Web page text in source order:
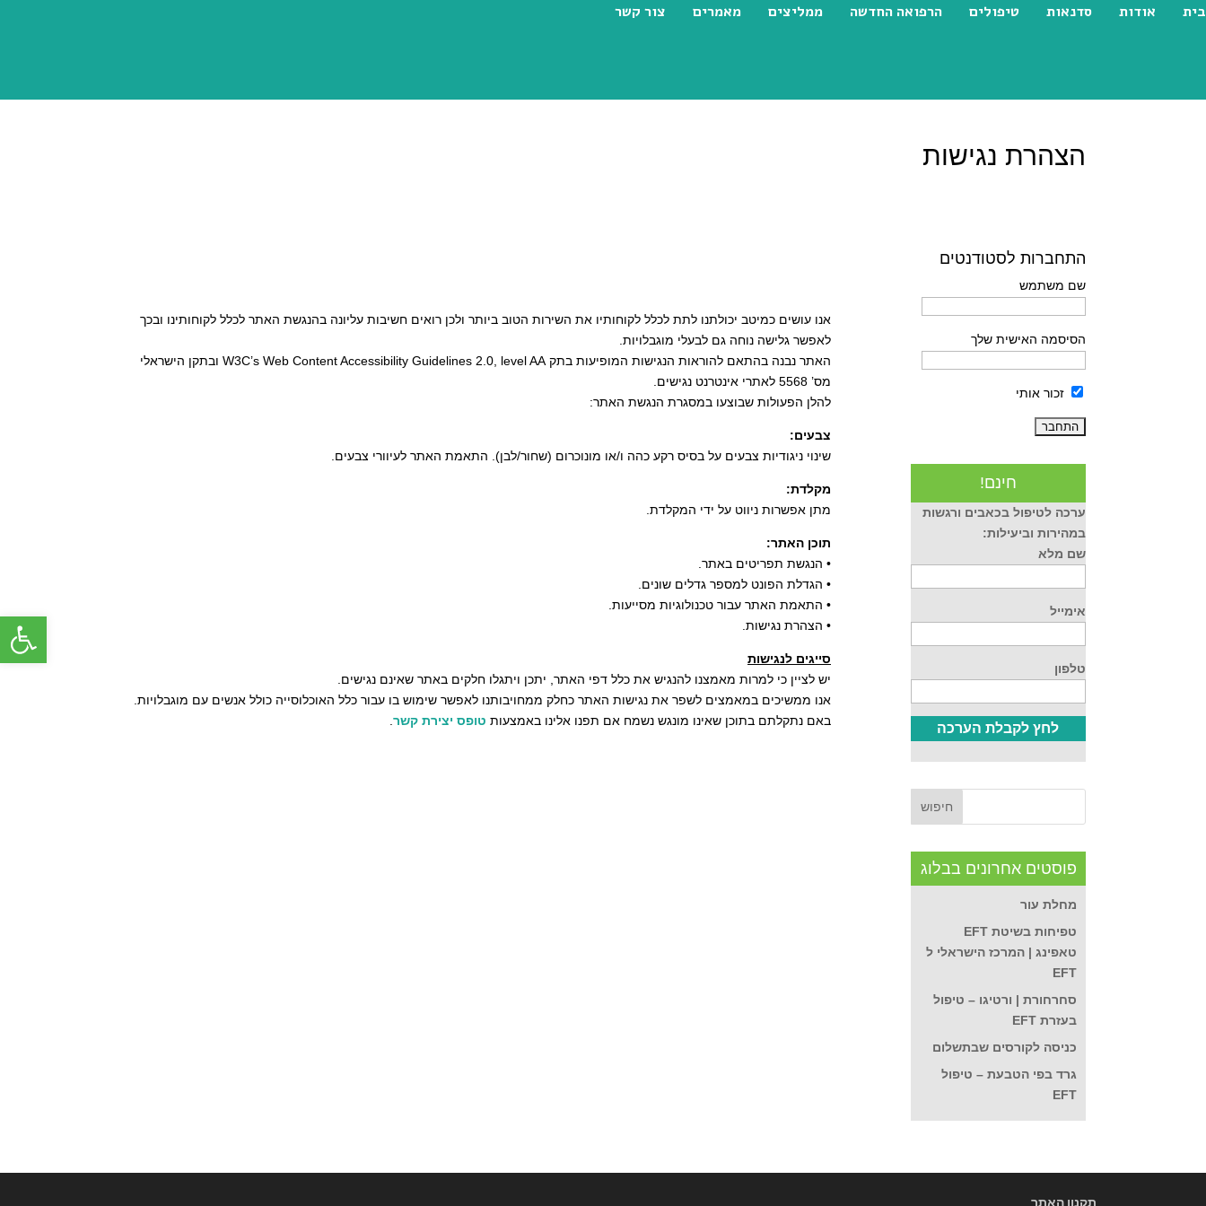
פתח
בית אודות סדנאות טיפולים הרפואה החדשה ממליצים מאמרים צור קשר
הצהרת נגישות
אנו עושים כמיטב יכולתנו לתת לכלל לקוחותיו את השירות הטוב ביותר ולכן רואים חשיבות עליונה בהנגשת האתר לכלל לקוחותינו ובכך
לאפשר גלישה נוחה גם לבעלי מוגבלויות.
האתר נבנה בהתאם להוראות הנגישות המופיעות בתק W3C’s Web Content Accessibility Guidelines 2.0, level AA ובתקן הישראלי
מס’ 5568 לאתרי אינטרנט נגישים.
להלן הפעולות שבוצעו במסגרת הנגשת האתר:
צבעים:
שינוי ניגודיות צבעים על בסיס רקע כהה ו/או מונוכרום (שחור/לבן). התאמת האתר לעיוורי צבעים.
מקלדת:
מתן אפשרות ניווט על ידי המקלדת.
תוכן האתר:
• הנגשת תפריטים באתר.
• הגדלת הפונט למספר גדלים שונים.
• התאמת האתר עבור טכנולוגיות מסייעות.
• הצהרת נגישות.
סייגים לנגישות
יש לציין כי למרות מאמצנו להנגיש את כלל דפי האתר, יתכן ויתגלו חלקים באתר שאינם נגישים.
אנו ממשיכים במאמצים לשפר את נגישות האתר כחלק ממחויבותנו לאפשר שימוש בו עבור כלל האוכלוסייה כולל אנשים עם מוגבלויות.
באם נתקלתם בתוכן שאינו מונגש נשמח אם תפנו אלינו באמצעות טופס יצירת קשר.
התחברות לסטודנטים
שם משתמש
הסיסמה האישית שלך
זכור אותי
חינם!
ערכה לטיפול בכאבים ורגשות
במהירות וביעילות:
שם מלא
אימייל
טלפון
פוסטים אחרונים בבלוג
מחלת עור
טפיחות בשיטת EFT
טאפינג | המרכז הישראלי ל
EFT
סחרחורת | ורטיגו – טיפול
בעזרת EFT
כניסה לקורסים שבתשלום
גרד בפי הטבעת – טיפול
EFT
תקנון האתר